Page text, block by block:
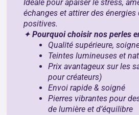
Idéale pour apaiser le stress,
échanges et attirer des énergies
positives.
✦Pourquoi choisir nos perles
Qualité supérieure,
Teintes lumineuses et
Prix avantageux sur les
pour créateurs)
Envoi rapide & soigné
Pierres vibrantes pour
de lumière et d’équilibre